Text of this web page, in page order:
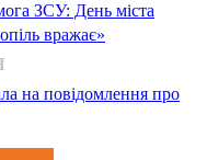
ЗСУ: День міста
вражає»
на повідомлення про